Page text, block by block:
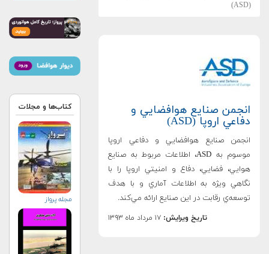
(ASD)
انجمن صنايع هوافضايي و
دفاعي اروپا (ASD)
انجمن صنايع هوافضايي و دفاعي اروپا
موسوم به ASD، اطلاعات مربوط به صنايع
هوايي، فضايي، دفاع و امنيتي اروپا را با
نگاهي ويژه به اطلاعات آماري و با هدف
توسعه‌ي رقابت در اين صنايع ارائه مي‌كند.
تاریخ ویرایش: ۱۷ مرداد ماه ۱۳۹۳
کتاب‌ها و مجلات
مجله پرواز